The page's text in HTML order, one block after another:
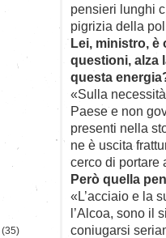
pensieri lunghi
pigrizia della
Lei, ministro, è
questioni, alza
questa
«Sulla
Paese e non
presenti nella
ne è uscita
cerco di portare
Però quella
«L’acciaio e la
l’Alcoa, sono il
coniugarsi
(35)